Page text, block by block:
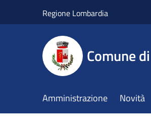
Regione Lombardia
Comune
Amministrazione Novità